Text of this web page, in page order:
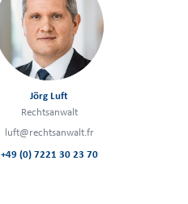
Jörg Luft
Rechtsanwalt
luft@rechtsanwalt.fr
+49 (0) 7221 30 23 70